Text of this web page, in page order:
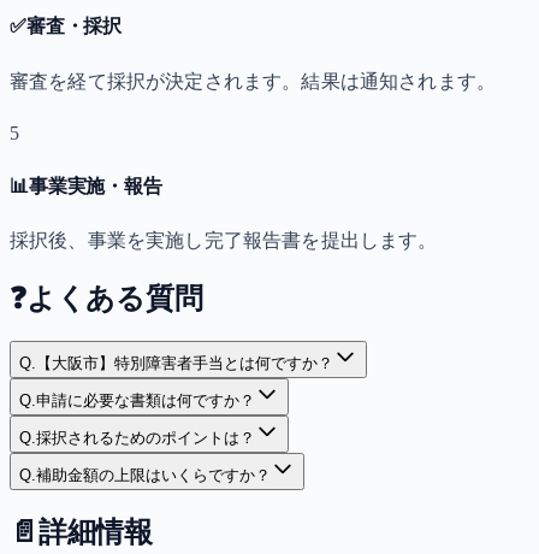
✅審査・採択
審査を経て採択が決定されます。結果は通知されます。
5
📊事業実施・報告
採択後、事業を実施し完了報告書を提出します。
❓よくある質問
Q. 【大阪市】特別障害者手当とは何ですか？
Q.申請に必要な書類は何ですか？
Q.採択されるためのポイントは？
Q.補助金額の上限はいくらですか？
📄 詳細情報